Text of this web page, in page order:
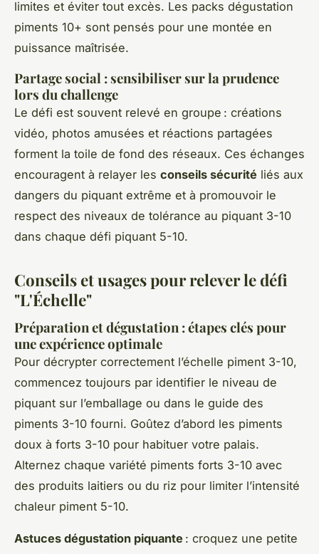
limites et éviter tout excès. Les packs dégustation
piments 10+ sont pensés pour une montée en
puissance maîtrisée.
Partage social : sensibiliser sur la prudence
lors du challenge
Le défi est souvent relevé en groupe : créations
vidéo, photos amusées et réactions partagées
forment la toile de fond des réseaux. Ces échanges
encouragent à relayer les conseils sécurité liés aux
dangers du piquant extrême et à promouvoir le
respect des niveaux de tolérance au piquant 3-10
dans chaque défi piquant 5-10.
Conseils et usages pour relever le défi
"L'Échelle"
Préparation et dégustation : étapes clés pour
une expérience optimale
Pour décrypter correctement l’échelle piment 3-10,
commencez toujours par identifier le niveau de
piquant sur l’emballage ou dans le guide des
piments 3-10 fourni. Goûtez d’abord les piments
doux à forts 3-10 pour habituer votre palais.
Alternez chaque variété piments forts 3-10 avec
des produits laitiers ou du riz pour limiter l’intensité
chaleur piment 5-10.
Astuces dégustation piquante : croquez une petite